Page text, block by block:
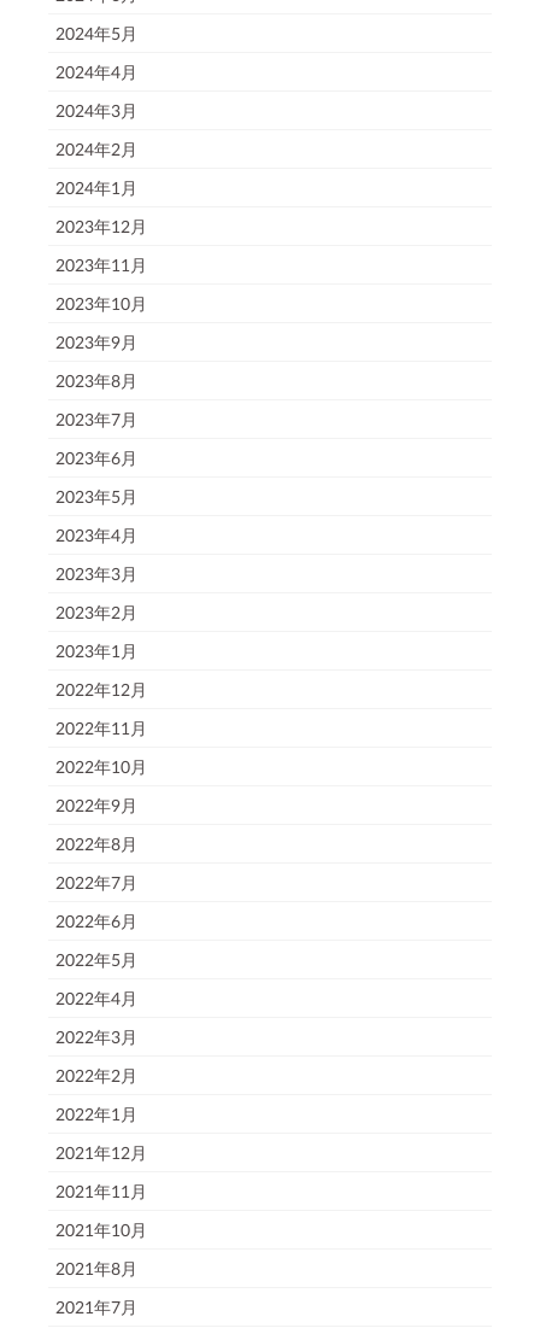
2024年5月
2024年4月
2024年3月
2024年2月
2024年1月
2023年12月
2023年11月
2023年10月
2023年9月
2023年8月
2023年7月
2023年6月
2023年5月
2023年4月
2023年3月
2023年2月
2023年1月
2022年12月
2022年11月
2022年10月
2022年9月
2022年8月
2022年7月
2022年6月
2022年5月
2022年4月
2022年3月
2022年2月
2022年1月
2021年12月
2021年11月
2021年10月
2021年8月
2021年7月